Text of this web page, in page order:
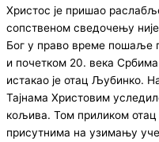
Христос је пришао
сопственом сведочењу
Бог у право време пошаље
и почетком 20. века
истакао је отац Љубинко.
Тајнама Христовим
кољива. Том приликом
присутнима на узимању